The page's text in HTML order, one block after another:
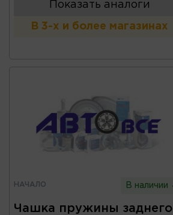
Показать аналоги
В 3-х и более магазинах
НАЧАЛО В наличии
Чашка пружины заднего